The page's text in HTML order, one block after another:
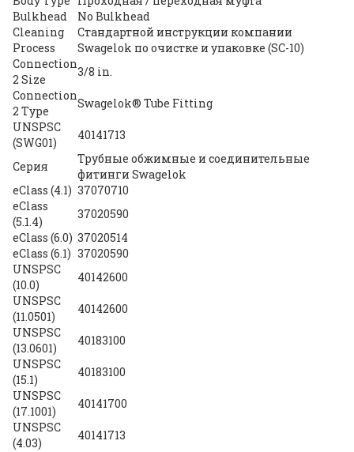
Bulkhead
No Bulkhead
Cleaning
Process
Стандартной инструкции компании
Swagelok по очистке и упаковке (SC-10)
Connection
2 Size
3/8 in.
Connection
2 Type
Swagelok® Tube Fitting
UNSPSC
(SWG01)
40141713
Серия
Трубные обжимные и соединительные
фитинги Swagelok
eClass (4.1) 37070710
eClass
(5.1.4)
37020590
eClass (6.0) 37020514
eClass (6.1) 37020590
UNSPSC
(10.0)
40142600
UNSPSC
(11.0501)
40142600
UNSPSC
(13.0601)
40183100
UNSPSC
(15.1)
40183100
UNSPSC
(17.1001)
40141700
UNSPSC
(4.03)
40141713